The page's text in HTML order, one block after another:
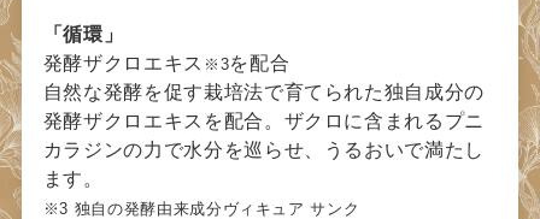
「循環」
発酵ザクロエキス ※3を配合
自然な発酵を促す栽培法で育てられた独自成分の
発酵ザクロエキスを配合。ザクロに含まれるプニ
カラジンの力で水分を巡らせ、うるおいで満たし
ます。
※3 独自の発酵由来成分ヴィキュア サンク